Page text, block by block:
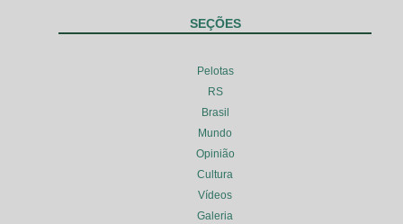
SEÇÕES
Pelotas
RS
Brasil
Mundo
Opinião
Cultura
Vídeos
Galeria